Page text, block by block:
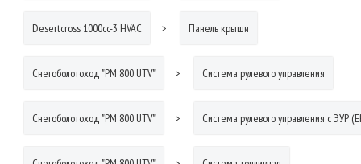
Desertcross 1000cc-3 HVAC Панель крыши
Снегоболотоход "РМ 800 UTV" Система рулевого управления
Снегоболотоход "РМ 800 UTV" Система рулевого управления с ЭУР